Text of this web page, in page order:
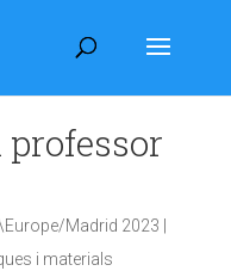
Madrid 2023
i materials